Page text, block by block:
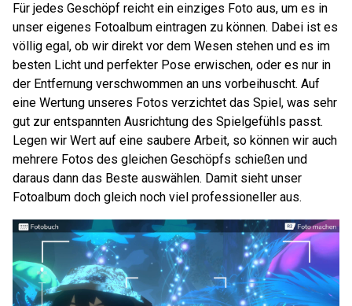
Für jedes Geschöpf reicht ein einziges Foto aus, um es in
unser eigenes Fotoalbum eintragen zu können. Dabei ist es
völlig egal, ob wir direkt vor dem Wesen stehen und es im
besten Licht und perfekter Pose erwischen, oder es nur in
der Entfernung verschwommen an uns vorbeihuscht. Auf
eine Wertung unseres Fotos verzichtet das Spiel, was sehr
gut zur entspannten Ausrichtung des Spielgefühls passt.
Legen wir Wert auf eine saubere Arbeit, so können wir auch
mehrere Fotos des gleichen Geschöpfs schießen und
daraus dann das Beste auswählen. Damit sieht unser
Fotoalbum doch gleich noch viel professioneller aus.